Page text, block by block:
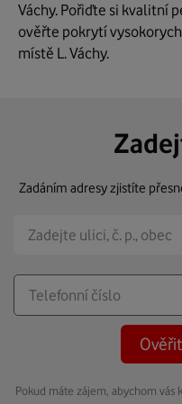
Váchy. Pořiďte si kvalitní
ověřte pokrytí
místě L. Váchy.
Zadáním adresy zjistíte
Pokud máte zájem, abychom vás